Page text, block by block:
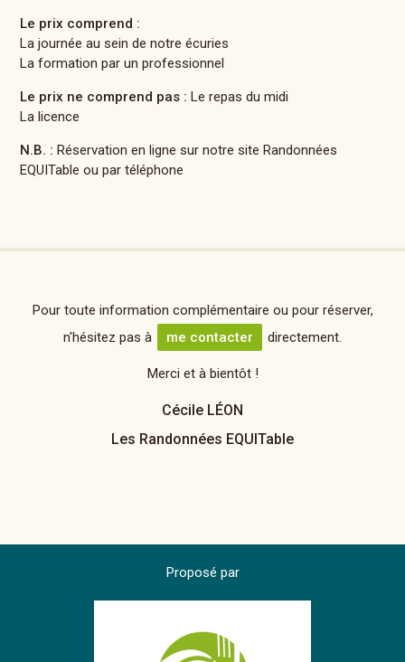
Le prix comprend :
La journée au sein de notre écuries
La formation par un professionnel
Le prix ne comprend pas : Le repas du midi
La licence
N.B. : Réservation en ligne sur notre site Randonnées
EQUITable ou par téléphone
Pour toute information complémentaire ou pour réserver,
n'hésitez pas à
me contacter directement.
Merci et à bientôt !
Cécile LÉON
Les Randonnées EQUITable
Proposé par